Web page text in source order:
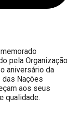
pela Organização
aniversário da
das Nações
aos seus
qualidade.